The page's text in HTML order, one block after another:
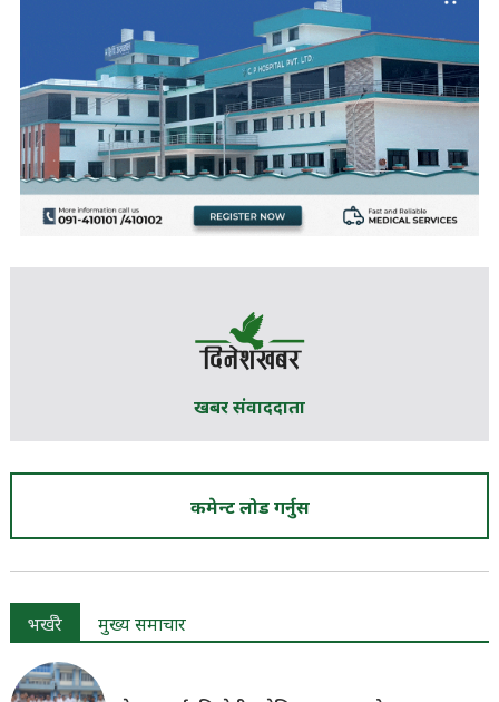
खबर संवाददाता
कमेन्ट लोड गर्नुस
भर्खरै मुख्य समाचार